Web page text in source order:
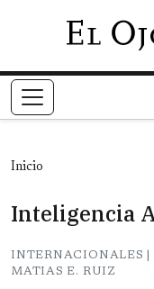
Inicio
Inteligencia
INTERNACIONALES
MATIAS E. RUIZ